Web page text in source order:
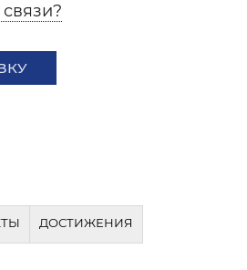
ДОСТИЖЕНИЯ